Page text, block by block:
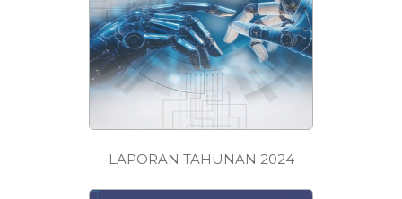
TURUN
LAPORAN TAHUNAN 2024